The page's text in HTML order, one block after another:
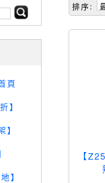
頁
】
】
】
排序:
【